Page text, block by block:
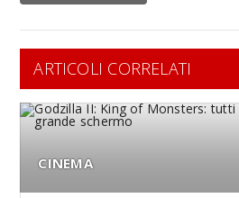
ARTICOLI CORRELATI
CINEMA